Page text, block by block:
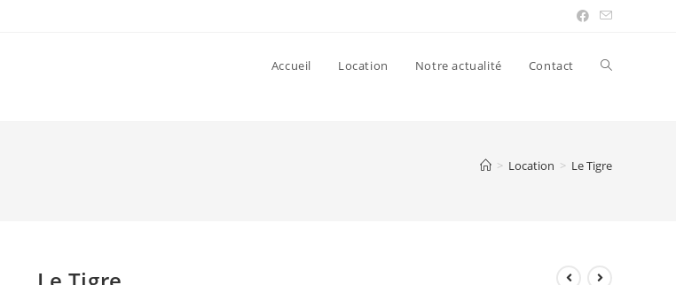
Accueil Location Notre actualité Contact
> Location > Le Tigre